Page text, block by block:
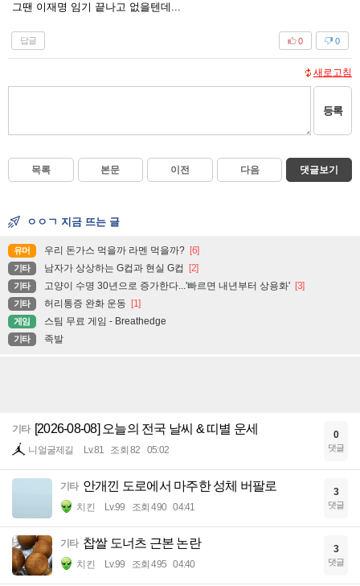
그땐 이재명 임기 끝나고 없을텐데...
답글 0
0
새로고침
등록
목록 본문 이전 다음 댓글보기
ㅇㅇㄱ 지금 뜨는 글
유머 우리 돈가스 먹을까 라멘 먹을까? [6]
기타 남자가 상상하는 G컵과 현실 G컵 [2]
기타 고양이 수명 30년으로 증가한다...'빠르면 내년부터 상용화' [3]
기타 허리통증 완화 운동 [1]
게임 스팀 무료 게임 - Breathedge
기타 족발
기타 [2026-08-08] 오늘의 전국 날씨 & 띠별 운세
니얼굴제길 Lv.81 조회 82 05:02
0
댓글
기타 안개낀 도로에서 마주한 성체 버팔로
치킨 Lv.99 조회 490 04:41
3
댓글
기타 찹쌀 도너츠 근본 논란
치킨 Lv.99 조회 495 04:40
3
댓글